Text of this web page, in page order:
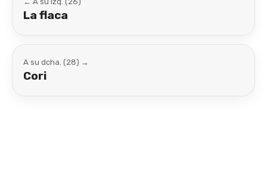
La flaca
A su dcha. (28) →
Cori